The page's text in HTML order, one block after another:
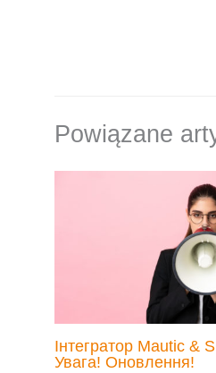
Powiązane
Інтегратор Mautic &
Увага! Оновлення!